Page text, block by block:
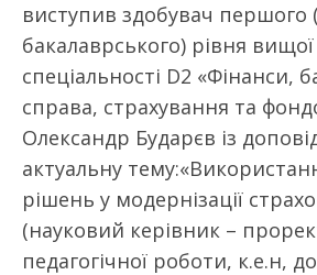
виступив здобувач першого (
бакалаврського) рівня вищої
спеціальності D2 «Фінанси,
справа, страхування та
Олександр Бударєв із
актуальну
рішень у модернізації
(науковий керівник –
педагогічної роботи, к.е.н,